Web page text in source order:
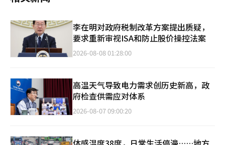
李在明对政府税制改革方案提出质疑，
要求重新审视ISA和防止股价操控法案
2026-08-08 01:28:00
高温天气导致电力需求创历史新高，政
府检查供需应对体系
2026-08-07 09:00:20